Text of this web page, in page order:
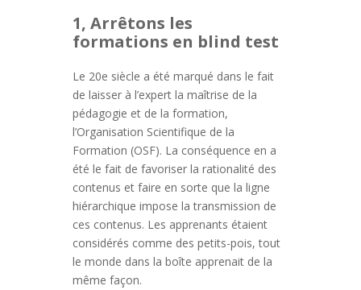
1, Arrêtons les
formations en blind test
Le 20e siècle a été marqué dans le fait
de laisser à l’expert la maîtrise de la
pédagogie et de la formation,
l’Organisation Scientifique de la
Formation (OSF). La conséquence en a
été le fait de favoriser la rationalité des
contenus et faire en sorte que la ligne
hiérarchique impose la transmission de
ces contenus. Les apprenants étaient
considérés comme des petits-pois, tout
le monde dans la boîte apprenait de la
même façon.